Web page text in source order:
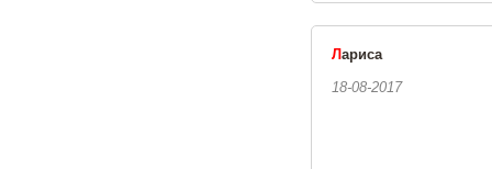
Лариса
18-08-2017